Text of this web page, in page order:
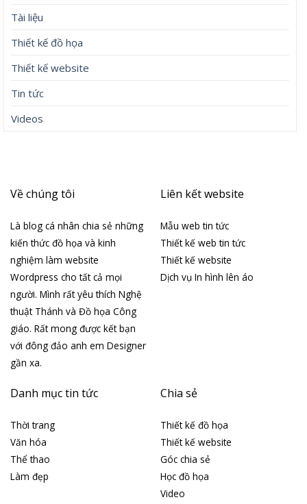
Tài liệu
Thiết kế đồ họa
Thiết kế website
Tin tức
Videos
Về chúng tôi
Là blog cá nhân chia sẻ những
kiến thức đồ họa và kinh
nghiệm làm website
Wordpress cho tất cả mọi
người. Mình rất yêu thích Nghệ
thuật Thánh và Đồ họa Công
giáo. Rất mong được kết bạn
với đông đảo anh em Designer
gần xa.
Liên kết website
Mẫu web tin tức
Thiết kế web tin tức
Thiết kế website
Dịch vụ In hình lên áo
Danh mục tin tức
Thời trang
Văn hóa
Thể thao
Làm đẹp
Chia sẻ
Thiết kế đồ họa
Thiết kế website
Góc chia sẻ
Học đồ họa
Video